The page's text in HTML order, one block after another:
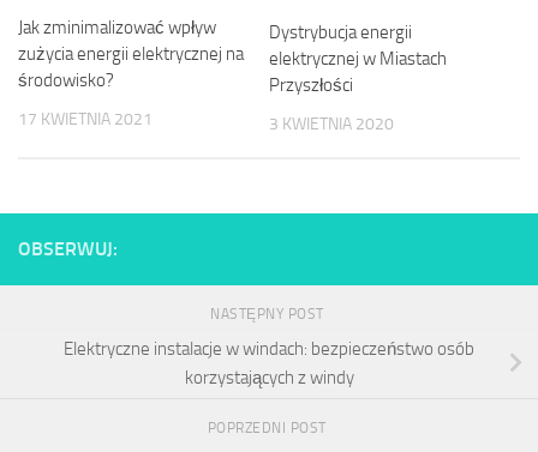
Jak zminimalizować wpływ
zużycia energii elektrycznej na
środowisko?
17 KWIETNIA 2021
Dystrybucja energii
elektrycznej w Miastach
Przyszłości
3 KWIETNIA 2020
OBSERWUJ:
NASTĘPNY POST
Elektryczne instalacje w windach: bezpieczeństwo osób
korzystających z windy
POPRZEDNI POST